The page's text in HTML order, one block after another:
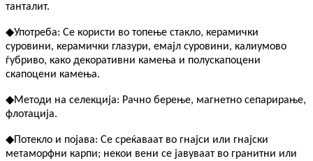
танталит.
◆Употреба: Се користи во топење стакло, керамички
суровини, керамички глазури, емајл суровини, калиумово
ѓубриво, како декоративни камења и полускапоцени
скапоцени камења.
◆Методи на селекција: Рачно берење, магнетно сепарирање,
флотација.
◆Потекло и појава: Се среќаваат во гнајси или гнајски
метаморфни карпи; некои вени се јавуваат во гранитни или